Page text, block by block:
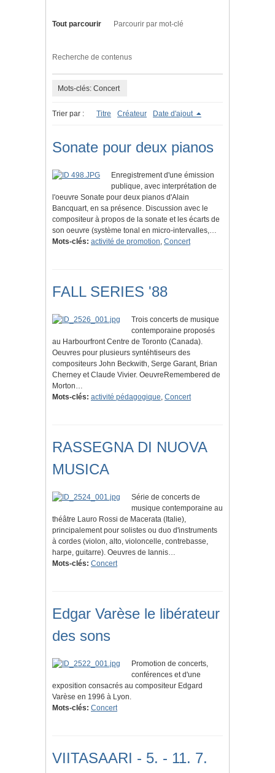
Tout parcourir Parcourir par mot-clé
Recherche de contenus
Mots-clés: Concert
Trier par : Titre Créateur Date d'ajout
Sonate pour deux pianos
Enregistrement d'une émission
publique, avec interprétation de
l'oeuvre Sonate pour deux pianos d'Alain
Bancquart, en sa présence. Discussion avec le
compositeur à propos de la sonate et les écarts de
son oeuvre (système tonal en micro-intervalles,…
Mots-clés: activité de promotion, Concert
FALL SERIES '88
Trois concerts de musique
contemporaine proposés
au Harbourfront Centre de Toronto (Canada).
Oeuvres pour plusieurs syntéhtiseurs des
compositeurs John Beckwith, Serge Garant, Brian
Cherney et Claude Vivier. OeuvreRemembered de
Morton…
Mots-clés: activité pédagogique, Concert
RASSEGNA DI NUOVA
MUSICA
Série de concerts de
musique contemporaine au
théâtre Lauro Rossi de Macerata (Italie),
principalement pour solistes ou duo d'instruments
à cordes (violon, alto, violoncelle, contrebasse,
harpe, guitarre). Oeuvres de Iannis…
Mots-clés: Concert
Edgar Varèse le libérateur
des sons
Promotion de concerts,
conférences et d'une
exposition consacrés au compositeur Edgard
Varèse en 1996 à Lyon.
Mots-clés: Concert
VIITASAARI - 5. - 11. 7.